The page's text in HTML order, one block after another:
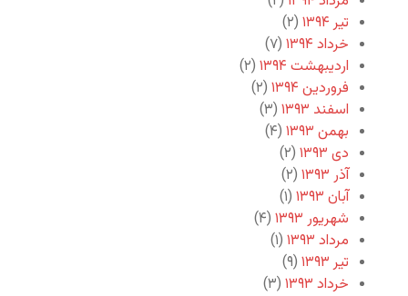
تیر ۱۳۹۴
(۲)
خرداد ۱۳۹۴
(۷)
اردیبهشت ۱۳۹۴
(۲)
فروردین ۱۳۹۴
(۲)
اسفند ۱۳۹۳
(۳)
بهمن ۱۳۹۳
(۴)
دی ۱۳۹۳
(۲)
آذر ۱۳۹۳
(۲)
آبان ۱۳۹۳
(۱)
شهریور ۱۳۹۳
(۴)
مرداد ۱۳۹۳
(۱)
تیر ۱۳۹۳
(۹)
خرداد ۱۳۹۳
(۳)